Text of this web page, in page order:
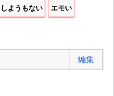
しようもない エモい
編集